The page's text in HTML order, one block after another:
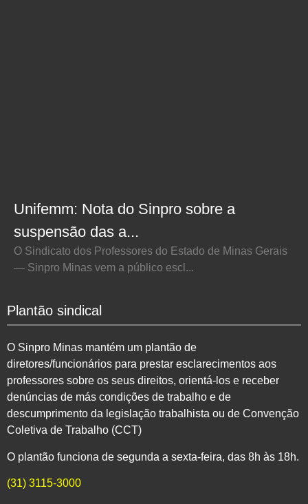
Unifemm: Nota do Sinpro sobre a
suspensão das a...
O Sindicato dos Professores do Estado de Minas Gerais
— Sinpro Minas vem a público escl...
Plantão sindical
O Sinpro Minas mantém um plantão de
diretores/funcionários para prestar esclarecimentos aos
professores sobre os seus direitos, orientá-los e receber
denúncias de más condições de trabalho e de
descumprimento da legislação trabalhista ou de Convenção
Coletiva de Trabalho (CCT)
O plantão funciona de segunda a sexta-feira, das 8h às 18h.
(31) 3115-3000